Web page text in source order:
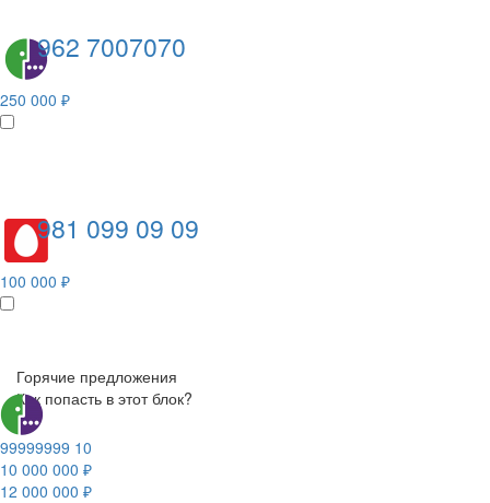
962 7007070
250 000 ₽
981 099 09 09
100 000 ₽
Горячие предложения
Как попасть в этот блок?
99999999 10
10 000 000 ₽
12 000 000 ₽